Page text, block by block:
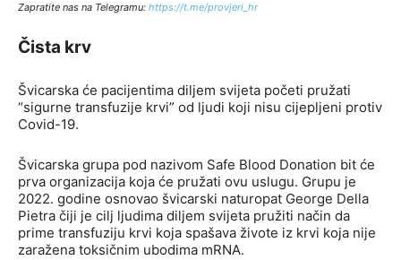
Zapratite nas na Telegramu: https://t.me/provjeri_hr
Čista krv
Švicarska će pacijentima diljem svijeta početi pružati
“sigurne transfuzije krvi” od ljudi koji nisu cijepljeni protiv
Covid-19.
Švicarska grupa pod nazivom Safe Blood Donation bit će
prva organizacija koja će pružati ovu uslugu. Grupu je
2022. godine osnovao švicarski naturopat George Della
Pietra čiji je cilj ljudima diljem svijeta pružiti način da
prime transfuziju krvi koja spašava živote iz krvi koja nije
zaražena toksičnim ubodima mRNA.